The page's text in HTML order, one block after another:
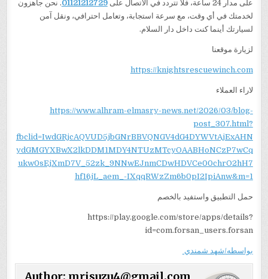
على مدار 24 ساعة، فلا تتردد في الاتصال على 01121212729. نحن جاهزون
لخدمتك في أي وقت، مع سرعة استجابة، وتعامل احترافي، ونقل آمن
لسيارتك أينما كنت داخل دار السلام.
لزيارة موقعنا
https://knightsrescuewinch.com
لاراء العملاء
https://www.alhram-elmasry-news.net/2026/03/blog-
post_307.html?
fbclid=IwdGRjcAQVUD5jbGNrBBVQNGV4dG4DYWVtAjExAHN
ydGMGYXBwX2lkDDM1MDY4NTUzMTcyOAABHoNCzP7wCq
ukw0sEjXmD7V_52zk_9NNwEJnmCDwHDVCe00chrO2hH7
hf16jL_aem_-IXqqRWzZm6b0pI2IpiAnw&m=1
حمل التطبيق واستفيد بالخصم
https://play.google.com/store/apps/details?
id=com.forsan_users.forsan
بواسطه/شهد شمندي